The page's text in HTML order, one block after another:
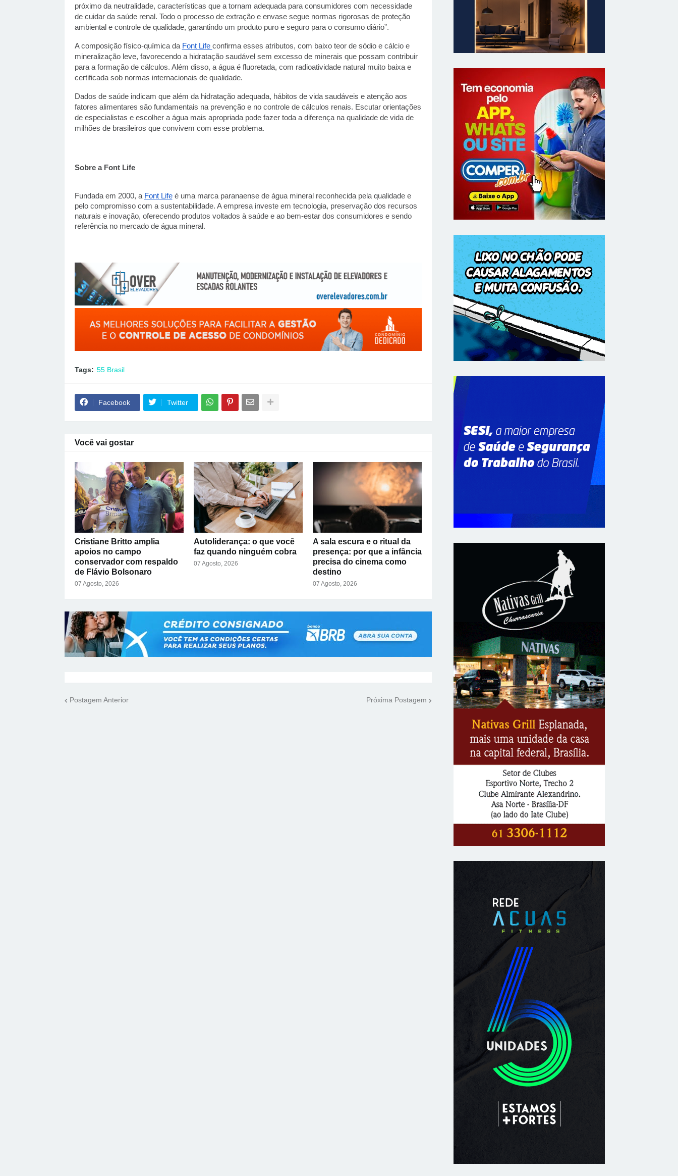
próximo da neutralidade, características que a tornam adequada para consumidores com necessidade
de cuidar da saúde renal. Todo o processo de extração e envase segue normas rigorosas de proteção
ambiental e controle de qualidade, garantindo um produto puro e seguro para o consumo diário”.
A composição físico-química da Font Life confirma esses atributos, com baixo teor de sódio e cálcio e
mineralização leve, favorecendo a hidratação saudável sem excesso de minerais que possam contribuir
para a formação de cálculos. Além disso, a água é fluoretada, com radioatividade natural muito baixa e
certificada sob normas internacionais de qualidade.
Dados de saúde indicam que além da hidratação adequada, hábitos de vida saudáveis e atenção aos
fatores alimentares são fundamentais na prevenção e no controle de cálculos renais. Escutar orientações
de especialistas e escolher a água mais apropriada pode fazer toda a diferença na qualidade de vida de
milhões de brasileiros que convivem com esse problema.
Sobre a Font Life
Fundada em 2000, a Font Lifeé uma marca paranaense de água mineral reconhecida pela qualidade e
pelo compromisso com a sustentabilidade. A empresa investe em tecnologia, preservação dos recursos
naturais e inovação, oferecendo produtos voltados à saúde e ao bem-estar dos consumidores e sendo
referência no mercado de água mineral.
Tags: 55 Brasil
Facebook Twitter
Você vai gostar
Cristiane Britto amplia
apoios no campo
conservador com respaldo
de Flávio Bolsonaro
07 Agosto, 2026
Autoliderança: o que você
faz quando ninguém cobra
07 Agosto, 2026
A sala escura e o ritual da
presença: por que a infância
precisa do cinema como
destino
07 Agosto, 2026
Postagem Anterior Próxima Postagem